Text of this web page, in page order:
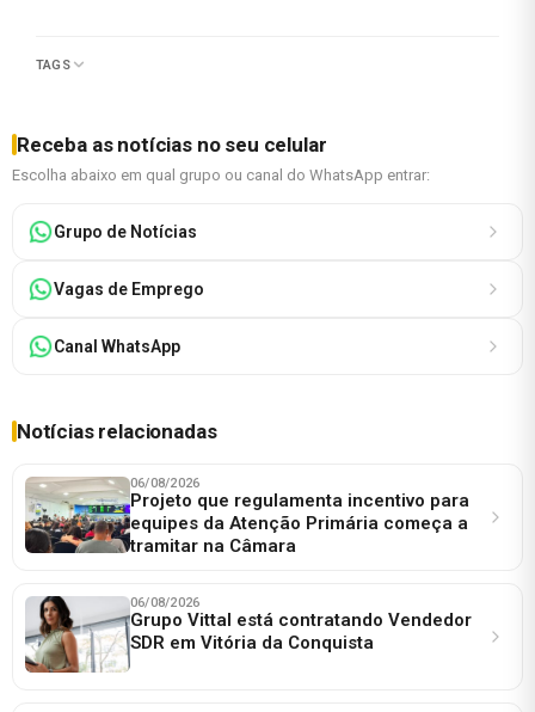
TAGS
Receba as notícias no seu celular
Escolha abaixo em qual grupo ou canal do WhatsApp entrar:
Grupo de Notícias
Vagas de Emprego
Canal WhatsApp
Notícias relacionadas
06/08/2026
Projeto que regulamenta incentivo para
equipes da Atenção Primária começa a
tramitar na Câmara
06/08/2026
Grupo Vittal está contratando Vendedor
SDR em Vitória da Conquista